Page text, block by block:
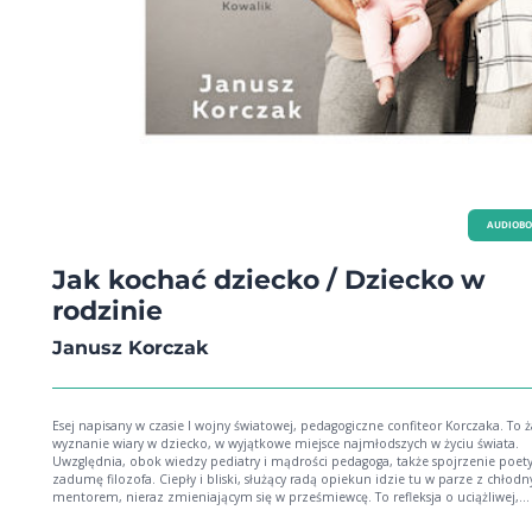
Jak kochać dziecko / Dziecko w
rodzinie
Janusz Korczak
Esej napisany w czasie I wojny światowej, pedagogiczne confiteor Korczaka. To
wyznanie wiary w dziecko, w wyjątkowe miejsce najmłodszych w życiu świata.
Uwzględnia, obok wiedzy pediatry i mądrości pedagoga, także spojrzenie
zadumę filozofa. Ciepły i bliski, służący radą opiekun idzie tu w parze z
mentorem, nieraz zmieniającym się w prześmiewcę. To refleksja o uciążliwej,